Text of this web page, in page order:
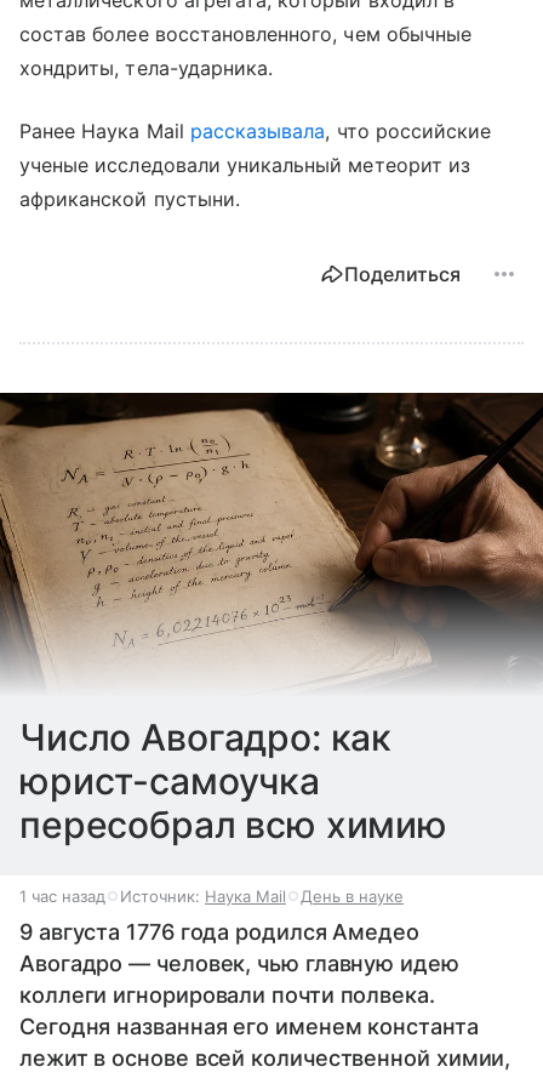
состав более восстановленного, чем обычные
хондриты, тела-ударника.
Ранее Наука Mail рассказывала, что российские
ученые исследовали уникальный метеорит из
африканской пустыни.
Поделиться
Число Авогадро: как
юрист-самоучка
пересобрал всю химию
1 час назад Источник: Наука Mail День в науке
9 августа 1776 года родился Амедео
Авогадро — человек, чью главную идею
коллеги игнорировали почти полвека.
Сегодня названная его именем константа
лежит в основе всей количественной химии,